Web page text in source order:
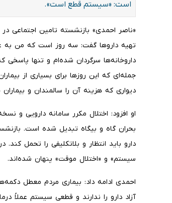
است: «سیستم قطع است».
«ناصر احمدی» بازنشسته تامین اجتماعی در
تهیه داروها گفت: سه روز است که من به
داروخانه‌ها سرگردان شده‌ام و تنها
جمله‌ای که این روزها برای بسیاری از
دیواری که هزینه آن را سالمندان و بیماران
او افزود: اختلال مکرر سامانه دارویی و
بحران گاه و بیگاه تبدیل شده است.
دارو باید انتظار و بلاتکلیفی را تحمل
سیستم» و «اختلال موقت» پنهان شده‌اند.
احمدی ادامه داد: بیماری مردم معطل
آزاد دارو را ندارند و قطعی سیستم عملاً